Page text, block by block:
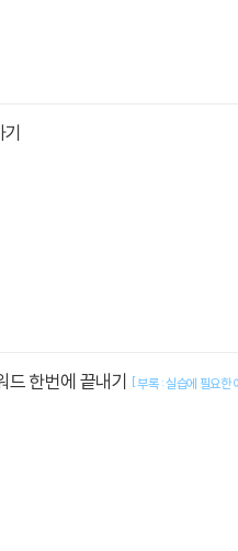
기
드 한번에 끝내기 [부록 : 실습에 필요한